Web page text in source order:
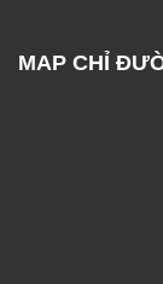
MAP CHỈ